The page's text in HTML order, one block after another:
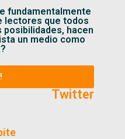
fundamentalmente
lectores que todos
posibilidades, hacen
un medio como
Twitter